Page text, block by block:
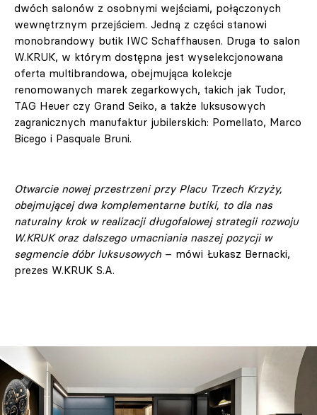
dwóch salonów z osobnymi wejściami, połączonych
wewnętrznym przejściem. Jedną z części stanowi
monobrandowy butik IWC Schaffhausen. Druga to salon
W.KRUK, w którym dostępna jest wyselekcjonowana
oferta multibrandowa, obejmująca kolekcje
renomowanych marek zegarkowych, takich jak Tudor,
TAG Heuer czy Grand Seiko, a także luksusowych
zagranicznych manufaktur jubilerskich: Pomellato, Marco
Bicego i Pasquale Bruni.
Otwarcie nowej przestrzeni przy Placu Trzech Krzyży,
obejmującej dwa komplementarne butiki, to dla nas
naturalny krok w realizacji długofalowej strategii rozwoju
W.KRUK oraz dalszego umacniania naszej pozycji w
segmencie dóbr luksusowych – mówi Łukasz Bernacki,
prezes W.KRUK S.A.